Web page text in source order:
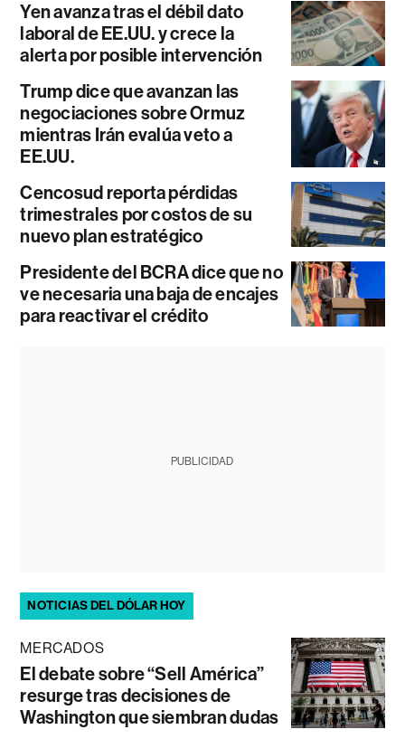
Yen avanza tras el débil dato
laboral de EE.UU. y crece la
alerta por posible intervención
Trump dice que avanzan las
negociaciones sobre Ormuz
mientras Irán evalúa veto a
EE.UU.
Cencosud reporta pérdidas
trimestrales por costos de su
nuevo plan estratégico
Presidente del BCRA dice que no
ve necesaria una baja de encajes
para reactivar el crédito
PUBLICIDAD
NOTICIAS DEL DÓLAR HOY
MERCADOS
El debate sobre “Sell América”
resurge tras decisiones de
Washington que siembran dudas